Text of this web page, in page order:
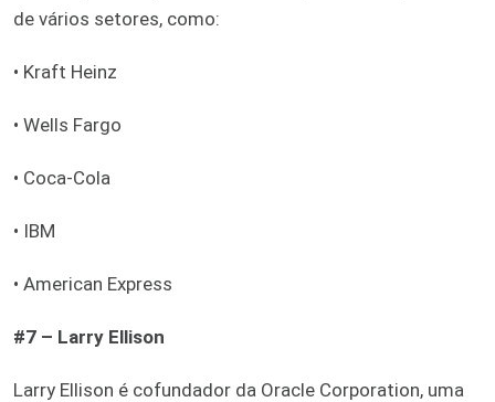
de vários setores, como:
• Kraft Heinz
• Wells Fargo
• Coca-Cola
• IBM
• American Express
#7 – Larry Ellison
Larry Ellison é cofundador da Oracle Corporation, uma